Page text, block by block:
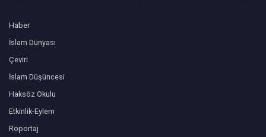
Haber
İslam Dünyası
Çeviri
İslam Düşüncesi
Haksöz Okulu
Etkinlik-Eylem
Röportaj